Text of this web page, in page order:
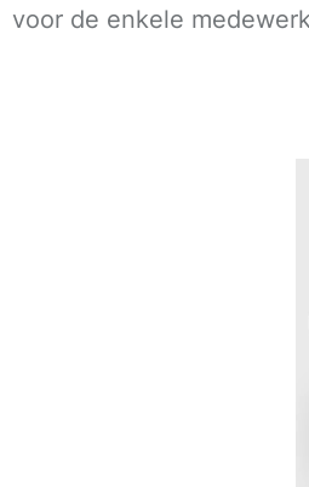
voor de enkele